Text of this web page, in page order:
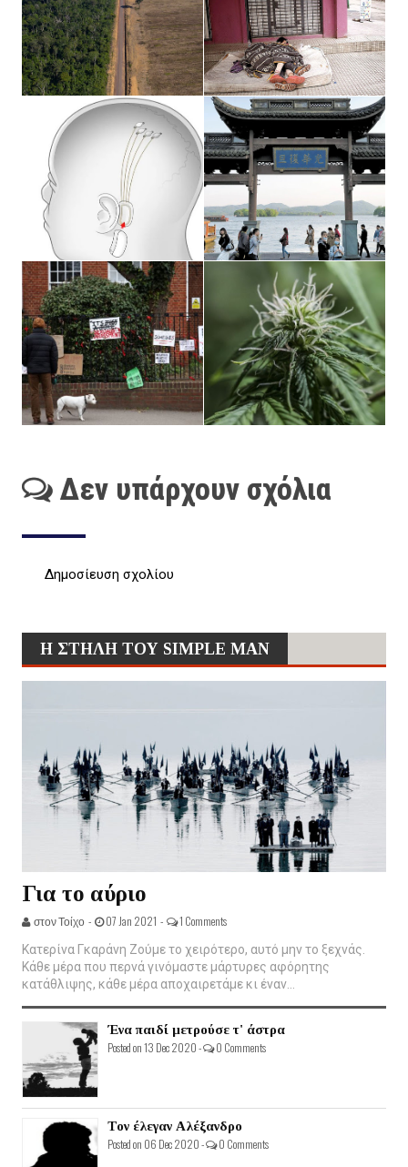
Δεν υπάρχουν σχόλια
Δημοσίευση σχολίου
Η ΣΤΗΛΗ ΤΟΥ SIMPLE MAN
Για το αύριο
στον Τοίχο - 07 Jan 2021 - 1 Comments
Κατερίνα Γκαράνη Ζούμε το χειρότερο, αυτό μην το ξεχνάς.
Κάθε μέρα που περνά γινόμαστε μάρτυρες αφόρητης
κατάθλιψης, κάθε μέρα αποχαιρετάμε κι έναν...
Ένα παιδί μετρούσε τ' άστρα
Posted on 13 Dec 2020 - 0 Comments
Τον έλεγαν Αλέξανδρο
Posted on 06 Dec 2020 - 0 Comments